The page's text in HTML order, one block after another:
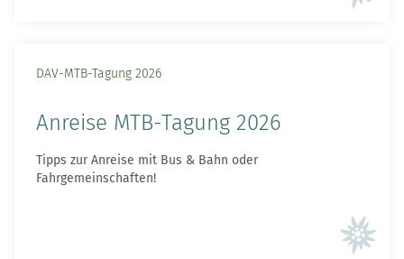
DAV-MTB-Tagung 2026
Anreise MTB-Tagung 2026
Tipps zur Anreise mit Bus & Bahn oder
Fahrgemeinschaften!